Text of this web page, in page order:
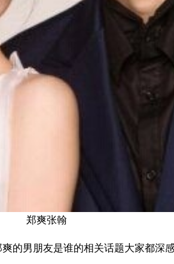
郑爽张翰
男朋友是谁的相关话题大家都深